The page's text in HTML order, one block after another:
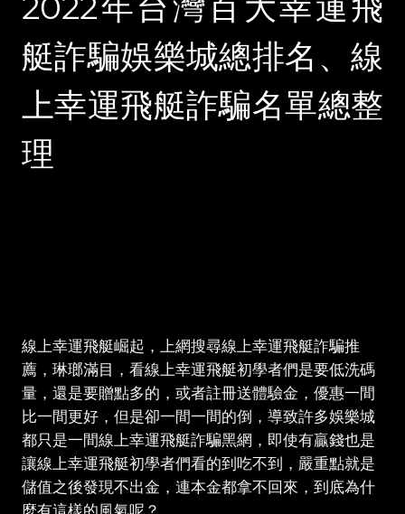
艇詐騙娛樂城總排名、線
上幸運飛艇詐騙名單總整
理
線上幸運飛艇崛起，上網搜尋線上幸運飛艇詐騙推
薦，琳瑯滿目，看線上幸運飛艇初學者們是要低洗碼
量，還是要贈點多的，或者註冊送體驗金，優惠一間
比一間更好，但是卻一間一間的倒，導致許多娛樂城
都只是一間線上幸運飛艇詐騙黑網，即使有贏錢也是
讓線上幸運飛艇初學者們看的到吃不到，嚴重點就是
儲值之後發現不出金，連本金都拿不回來，到底為什